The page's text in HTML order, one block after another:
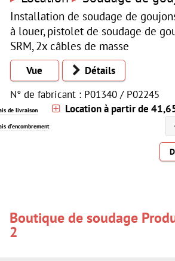
Installation de soudage de
à louer, pistolet de soudage de
SRM, 2x câbles de masse
Vue
Détails
N° de fabricant : P01340 / P02245
de livraison
d'encombrement
Location à partir de
Boutique de soudage
2